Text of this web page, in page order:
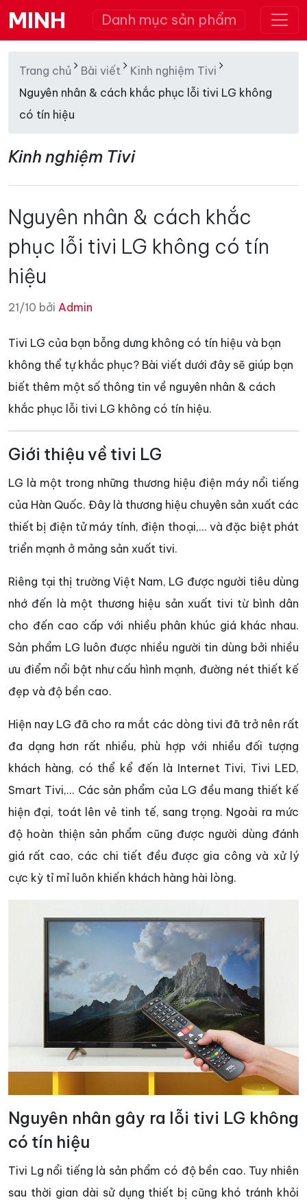
MINH Danh mục sản phẩm
Trang chủ Bài viết
Kinh nghiệm Tivi
Nguyên nhân & cách khắc phục lỗi tivi LG không
có tín hiệu
Kinh nghiệm Tivi
Nguyên nhân & cách khắc
phục lỗi tivi LG không có tín
hiệu
21/10 bởi Admin
Tivi LG của bạn bỗng dưng không có tín hiệu và bạn
không thể tự khắc phục? Bài viết dưới đây sẽ giúp bạn
biết thêm một số thông tin về nguyên nhân & cách
khắc phục lỗi tivi LG không có tín hiệu.
Giới thiệu về tivi LG
LG là một trong những thương hiệu điện máy nổi tiếng
của Hàn Quốc. Đây là thương hiệu chuyên sản xuất các
thiết bị điện tử máy tính, điện thoại,... và đặc biệt phát
triển mạnh ở mảng sản xuất tivi.
Riêng tại thị trường Việt Nam, LG được người tiêu dùng
nhớ đến là một thương hiệu sản xuất tivi từ bình dân
cho đến cao cấp với nhiều phân khúc giá khác nhau.
Sản phẩm LG luôn được nhiều người tin dùng bởi nhiều
ưu điểm nổi bật như cấu hình mạnh, đường nét thiết kế
đẹp và độ bền cao.
Hiện nay LG đã cho ra mắt các dòng tivi đã trở nên rất
đa dạng hơn rất nhiều, phù hợp với nhiều đối tượng
khách hàng, có thể kể đến là Internet Tivi, Tivi LED,
Smart Tivi,... Các sản phẩm của LG đều mang thiết kế
hiện đại, toát lên vẻ tinh tế, sang trọng. Ngoài ra mức
độ hoàn thiện sản phẩm cũng được người dùng đánh
giá rất cao, các chi tiết đều được gia công và xử lý
cực kỳ tỉ mỉ luôn khiến khách hàng hài lòng.
Nguyên nhân gây ra lỗi tivi LG không
có tín hiệu
Tivi Lg nổi tiếng là sản phẩm có độ bền cao. Tuy nhiên
sau thời gian dài sử dụng thiết bị cũng khó tránh khỏi